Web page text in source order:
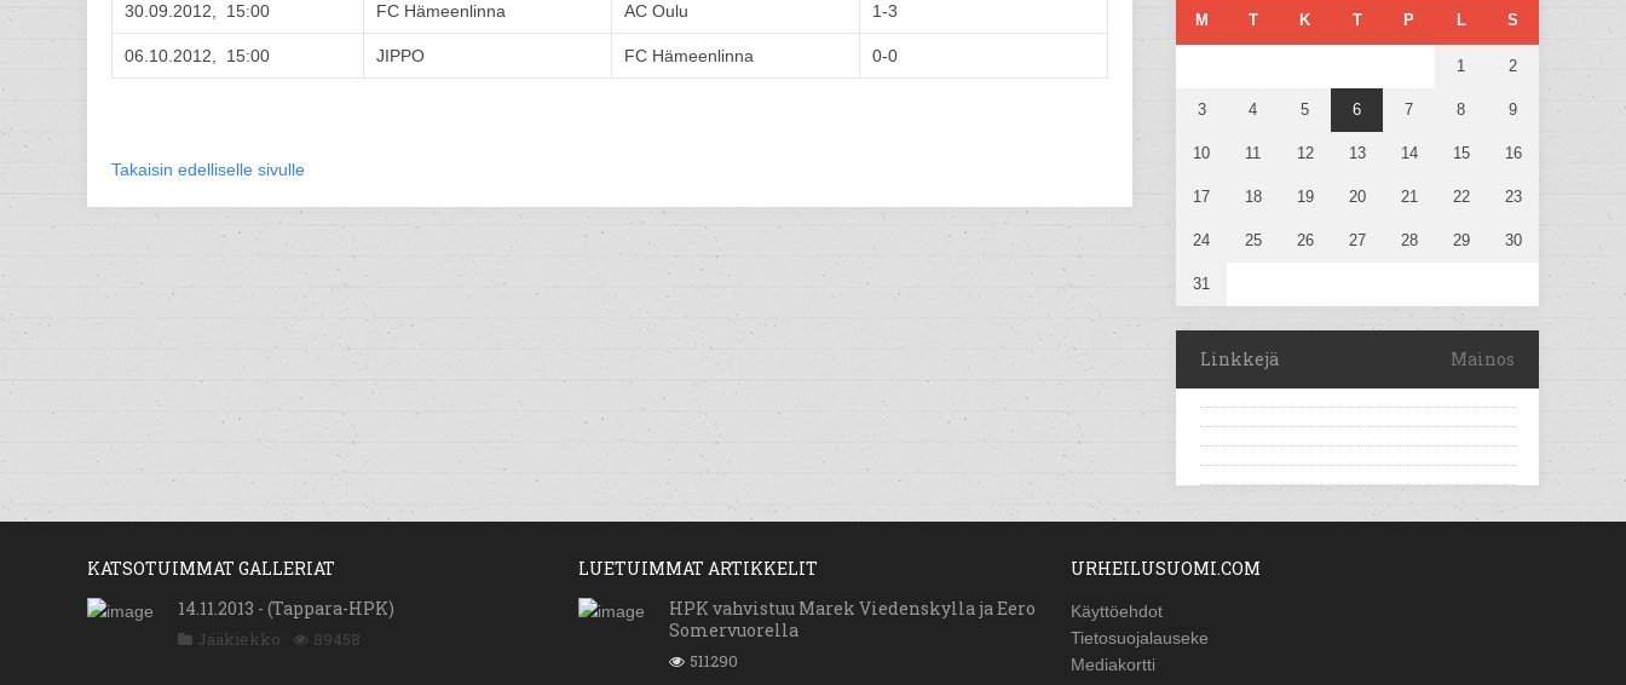
30.09.2012, 15:00 FC Hämeenlinna AC Oulu 1-3
06.10.2012, 15:00 JIPPO FC Hämeenlinna 0-0
Takaisin edelliselle sivulle
M T K T P L S
1 2
3 4 5 6 7 8 9
10 11 12 13 14 15 16
17 18 19 20 21 22 23
24 25 26 27 28 29 30
31
Linkkejä Mainos
KATSOTUIMMAT GALLERIAT
14.11.2013 - (Tappara-HPK)
Jääkiekko 89458
LUETUIMMAT ARTIKKELIT
HPK vahvistuu Marek Viedenskylla ja Eero
Somervuorella
511290
URHEILUSUOMI.COM
Käyttöehdot
Tietosuojalauseke
Mediakortti